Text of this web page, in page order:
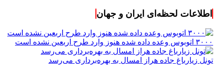
اطلاعات لحظه‌ای ایران و جهان
۳۰۰۰ اتوبوس وعده داده شده هنوز وارد طرح اربعین نشده است
تونل زیارباغ جاده هراز امسال به بهره‌برداری می‌رسد